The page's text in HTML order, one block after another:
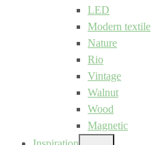
LED
Modern textile
Nature
Rio
Vintage
Walnut
Wood
Magnetic